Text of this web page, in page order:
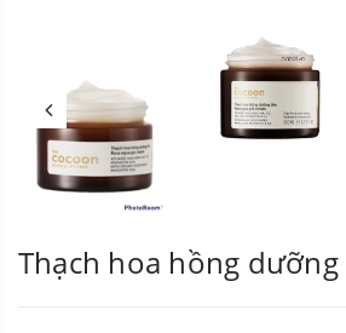
Thạch hoa hồng dưỡng